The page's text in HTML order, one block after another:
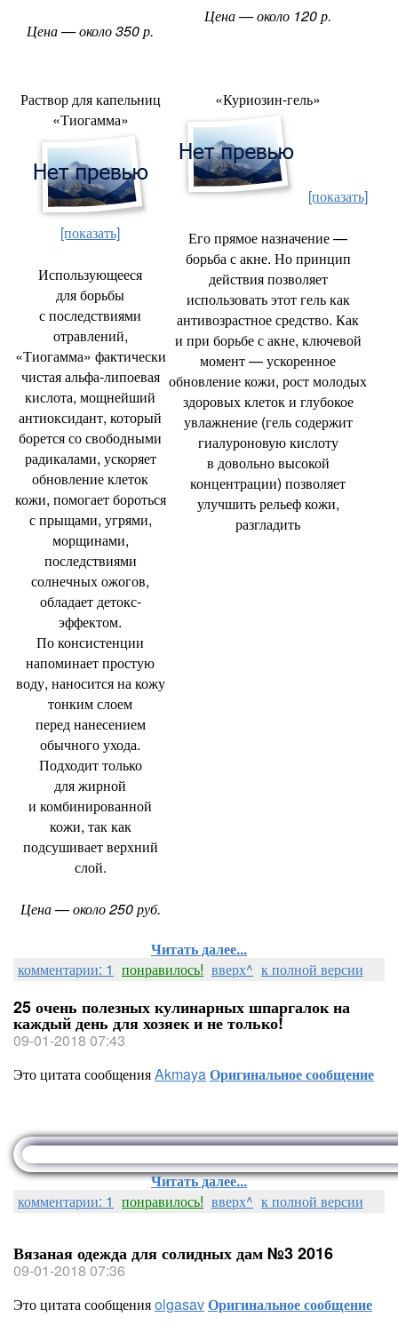
Цена — около 350 р.
Цена — около 120 р.
Раствор для капельниц
«Тиогамма»
[показать]
Использующееся
для борьбы
с последствиями
отравлений,
«Тиогамма» фактически
чистая альфа-липоевая
кислота, мощнейший
антиоксидант, который
борется со свободными
радикалами, ускоряет
обновление клеток
кожи, помогает бороться
с прыщами, угрями,
морщинами,
последствиями
солнечных ожогов,
обладает детокс-
эффектом.
По консистенции
напоминает простую
воду, наносится на кожу
тонким слоем
перед нанесением
обычного ухода.
Подходит только
для жирной
и комбинированной
кожи, так как
подсушивает верхний
слой.
Цена — около 250 руб.
«Куриозин-гель»
[показать]
Его прямое назначение —
борьба с акне. Но принцип
действия позволяет
использовать этот гель как
антивозрастное средство. Как
и при борьбе с акне, ключевой
момент — ускоренное
обновление кожи, рост молодых
здоровых клеток и глубокое
увлажнение (гель содержит
гиалуроновую кислоту
в довольно высокой
концентрации) позволяет
улучшить рельеф кожи,
разгладить
Читать далее...
комментарии: 1 понравилось! вверх^ к полной версии
25 очень полезных кулинарных шпаргалок на
каждый день для хозяек и не только!
09-01-2018 07:43
Это цитата сообщенияAkmayaОригинальное сообщение
Читать далее...
комментарии: 1 понравилось! вверх^ к полной версии
Вязаная одежда для солидных дам №3 2016
09-01-2018 07:36
Это цитата сообщенияolgasavОригинальное сообщение